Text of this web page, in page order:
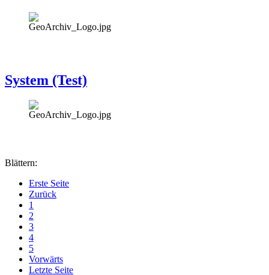
System (Test)
Blättern:
Erste Seite
Zurück
1
2
3
4
5
Vorwärts
Letzte Seite